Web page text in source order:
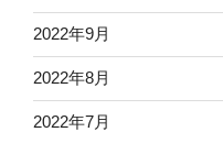
2022年9月
2022年8月
2022年7月